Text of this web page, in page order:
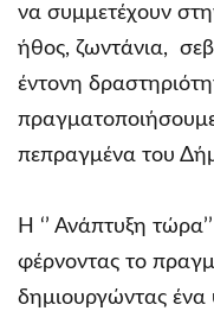
να συμμετέχουν
ήθος, ζωντάνια,
έντονη
πεπραγμένα του
Η ‘’ Ανάπτυξη
φέρνοντας το
δημιουργώντας ένα